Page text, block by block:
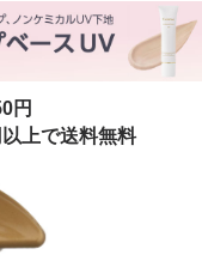
円
上で送料無料